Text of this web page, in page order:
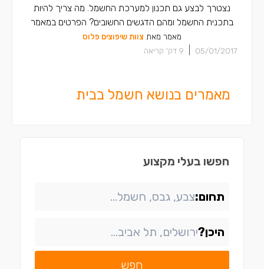
נצטרך לבצע גם תכנון למערכת החשמל. מה צריך להיות
בתכנית החשמל ומהם הדגשים החשובים? הפרטים במאמר
מאמר מאת צוות שיפוצים פלוס
05/01/2017
9 דק' קריאה
מאמרים בנושא חשמל בבית
חפשו בעלי מקצוע
תחום:
היכן?
חפש